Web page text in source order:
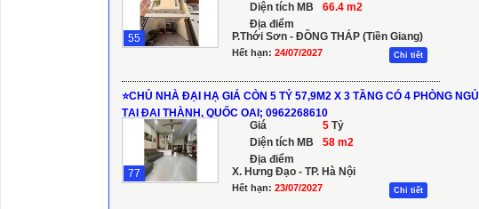
55
Diện tích MB
66.4 m2
Địa điểm
P.Thới Sơn - ĐỒNG THÁP (Tiền Giang)
Hết hạn: 24/07/2027 Chi tiết
⭐️CHỦ NHÀ ĐẠI HẠ GIÁ CÒN 5 TỶ 57,9M2 X 3 TẦNG CÓ 4 PHÒNG NGỦ
TẠI ĐẠI THÀNH, QUỐC OAI; 0962268610
77
Giá 5 Tỷ
Diện tích MB
58 m2
Địa điểm
X. Hưng Đạo - TP. Hà Nội
Hết hạn: 23/07/2027 Chi tiết